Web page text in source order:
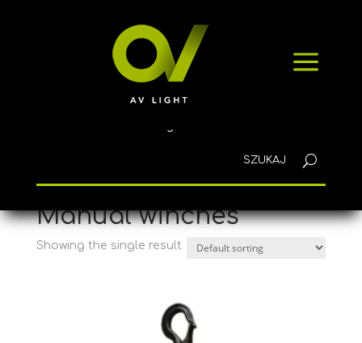
a
HOME
PRODUCTS
NEWS
CONTACT
Home/ Products tagged “Manual winches”
Manual winches
Showing the single result